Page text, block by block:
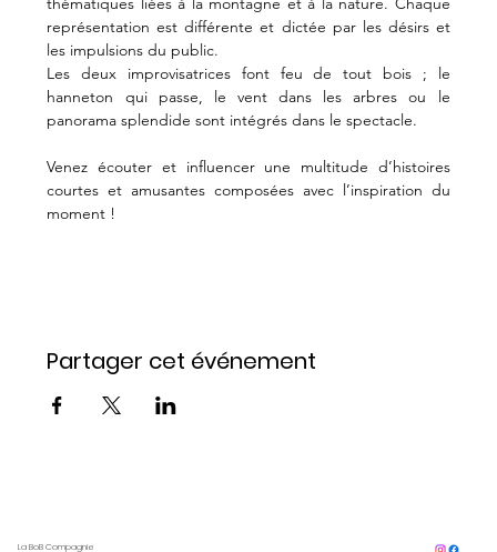
représentation est différente et dictée par les désirs et
les impulsions du public.
Les deux improvisatrices font feu de tout bois ; le
hanneton qui passe, le vent dans les arbres ou le
panorama splendide sont intégrés dans le spectacle.
Venez écouter et influencer une multitude d’histoires
courtes et amusantes composées avec l’inspiration du
moment !
Partager cet événement
La BoB Compagnie